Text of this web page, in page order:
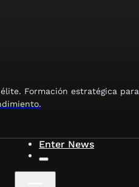
Formación estratégica para
Enter News